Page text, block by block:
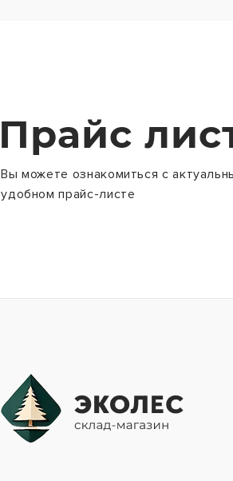
Прайс
Вы можете ознакомиться с
удобном прайс-листе